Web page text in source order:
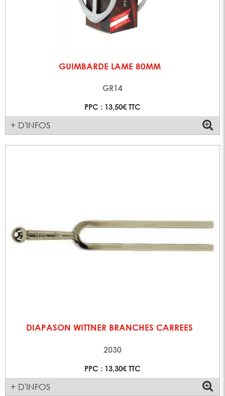
GUIMBARDE LAME 80MM
GR14
PPC : 13,50€ TTC
+ D'INFOS
DIAPASON WITTNER BRANCHES CARREES
2030
PPC : 13,30€ TTC
+ D'INFOS